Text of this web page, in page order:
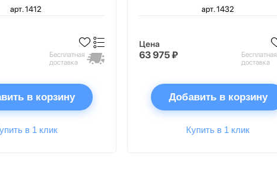
арт. 1412
Бесплатная
доставка
в корзину
в 1 клик
арт. 1432
Цена
63 975 ₽
Бесплатная
доставка
Добавить в корзину
Купить в 1 клик